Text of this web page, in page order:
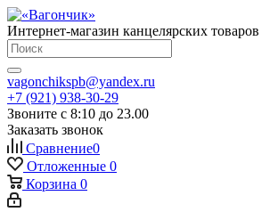
Интернет-магазин канцелярских товаров
vagonchikspb@yandex.ru
+7 (921) 938-30-29
Звоните с 8:10 до 23.00
Заказать звонок
Сравнение0
Отложенные 0
Корзина 0